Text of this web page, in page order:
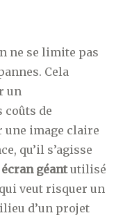
ne se limite pas
Cela
un
coûts de
une image claire
qu’il s’agisse
écran géantutilisé
veut risquer un
d’un projet